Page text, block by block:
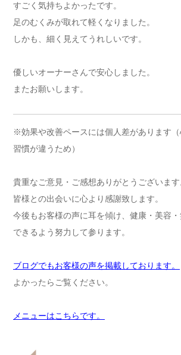
すごく気持ちよかったです。
足のむくみが取れて軽くなりました。
しかも、細く見えてうれしいです。
優しいオーナーさんで安心しました。
またお願いします。
※効果や改善ペースには個人差があります
習慣が違うため）
貴重なご意見・ご感想ありがとうございます
皆様との出会いに心より感謝致します。
今後もお客様の声に耳を傾け、健康・美容
できるよう努力して参ります。
ブログでもお客様の声を掲載しております。
よかったらご覧ください。
メニューはこちらです。